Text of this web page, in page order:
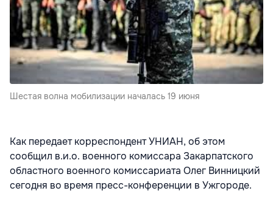
Шестая волна мобилизации началась 19 июня
Как передает корреспондент УНИАН, об этом
сообщил в.и.о. военного комиссара Закарпатского
областного военного комиссариата Олег Винницкий
сегодня во время пресс-конференции в Ужгороде.